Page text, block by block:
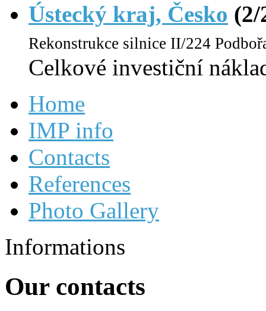
Ústecký kraj, Česko (2/
Rekonstrukce silnice II/224
Celkové investiční
Home
IMP info
Contacts
References
Photo Gallery
Informations
Our contacts